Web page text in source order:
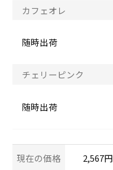
カフェオレ
随時出荷
チェリーピンク
随時出荷
現在の価格 2,567円